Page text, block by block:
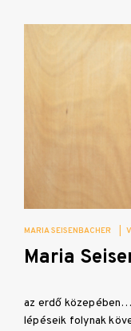
MARIA SEISENBACHER
Maria
az erdő
lépéseik folynak